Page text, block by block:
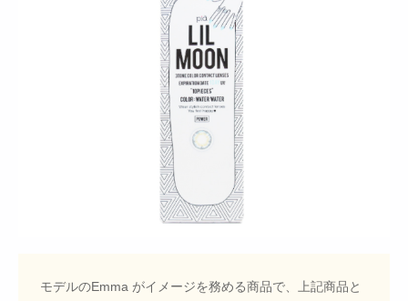
モデルのEmma がイメージを務める商品で、上記商品と